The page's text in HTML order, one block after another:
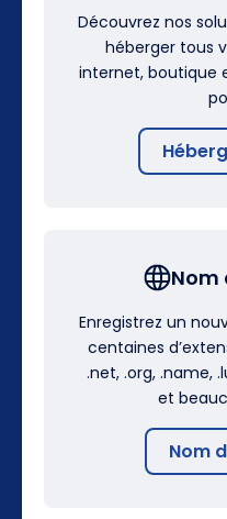
Découvrez nos
héberger tous
internet, boutique
Nom
Enregistrez un
centaines
.net, .org, .name,
et
Nom